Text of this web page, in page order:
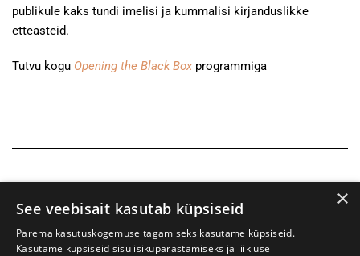
publikule kaks tundi imelisi ja kummalisi kirjanduslikke
etteasteid.
Tutvu kogu Opening the Black Box programmiga
×
See veebisait kasutab küpsiseid
Parema kasutuskogemuse tagamiseks kasutame küpsiseid.
Kasutame küpsiseid sisu isikupärastamiseks ja liikluse